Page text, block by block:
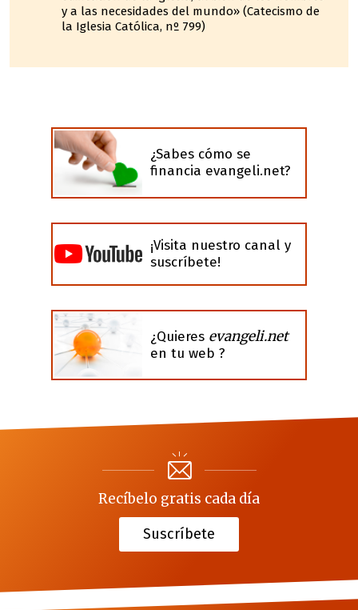
y a las necesidades del mundo» (Catecismo de
la Iglesia Católica, nº 799)
¿Sabes cómo se
financia evangeli.net?
¡Visita nuestro canal y
suscríbete!
¿Quieres evangeli.net
en tu web ?
Recíbelo gratis cada día
Suscríbete